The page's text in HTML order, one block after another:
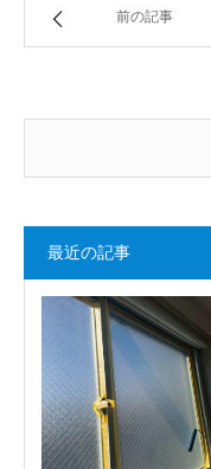
前の記事
最近の記事